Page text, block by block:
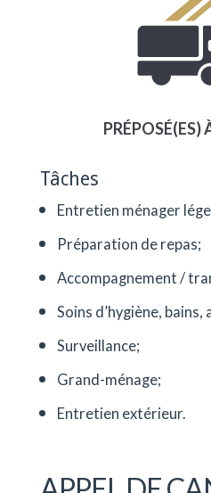
PRÉPOSÉ(ES)
Tâches
Entretien ménager
Préparation de repas;
Accompagnement /
Soins d’hygiène, bains,
Surveillance;
Grand-ménage;
Entretien extérieur.